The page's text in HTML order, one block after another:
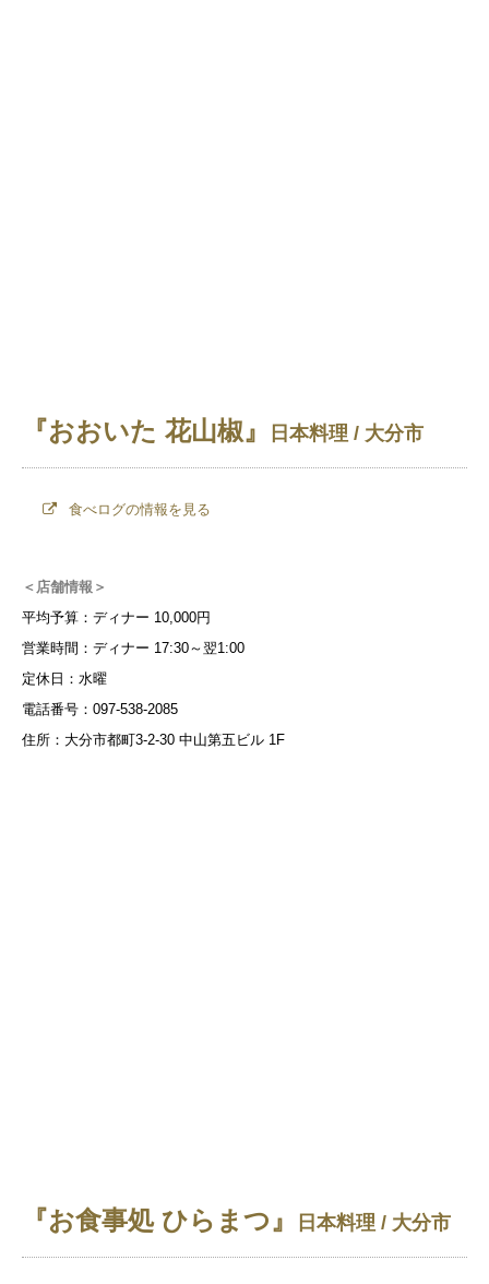
『おおいた 花山椒』 日本料理 / 大分市
食べログの情報を見る
＜店舗情報＞
平均予算：ディナー 10,000円
営業時間：ディナー 17:30～翌1:00
定休日：水曜
電話番号：097-538-2085
住所：大分市都町3-2-30 中山第五ビル 1F
『お食事処 ひらまつ』 日本料理 / 大分市